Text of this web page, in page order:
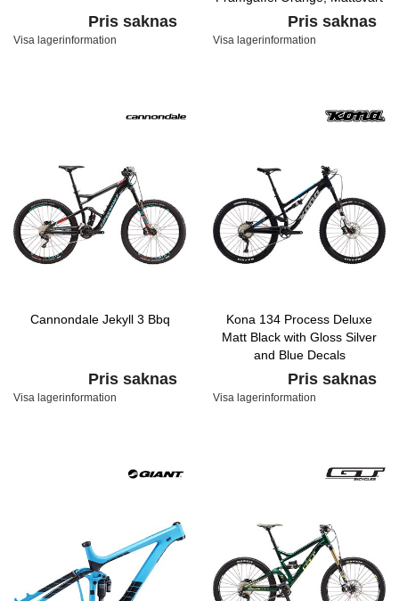
Pris saknas
Visa lagerinformation
och Grå Mönstrad på
Blanksvart
Pris saknas
Visa lagerinformation
Cannondale Jekyll 3 Bbq
Pris saknas
Visa lagerinformation
Kona 134 Process Deluxe
Matt Black with Gloss Silver
and Blue Decals
Pris saknas
Visa lagerinformation